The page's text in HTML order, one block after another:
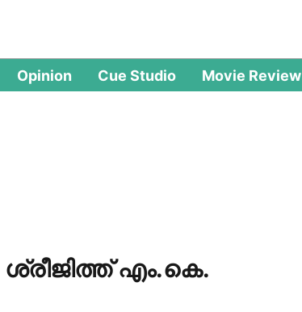
Opinion Cue Studio Movie Review
ശ്രീജിത്ത് എം.കെ.